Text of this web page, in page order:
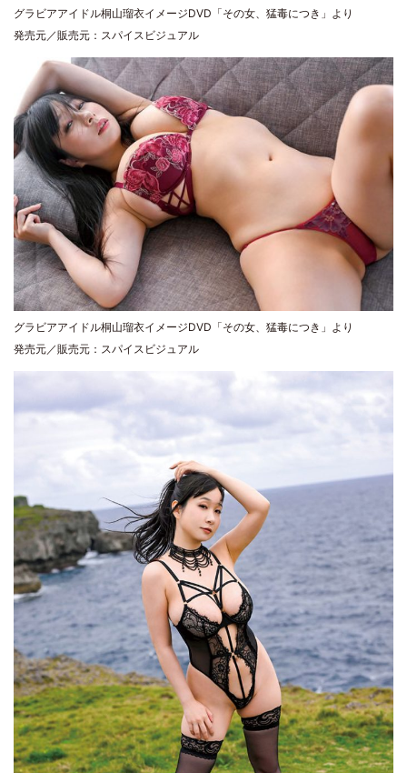
グラビアアイドル桐山瑠衣イメージDVD「その女、猛毒につき」より
発売元／販売元：スパイスビジュアル
グラビアアイドル桐山瑠衣イメージDVD「その女、猛毒につき」より
発売元／販売元：スパイスビジュアル